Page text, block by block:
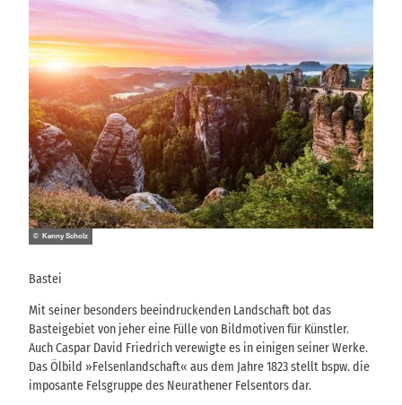
© Kenny Scholz
Bastei
Mit seiner besonders beeindruckenden Landschaft bot das
Basteigebiet von jeher eine Fülle von Bildmotiven für Künstler.
Auch Caspar David Friedrich verewigte es in einigen seiner Werke.
Das Ölbild »Felsenlandschaft« aus dem Jahre 1823 stellt bspw. die
imposante Felsgruppe des Neurathener Felsentors dar.